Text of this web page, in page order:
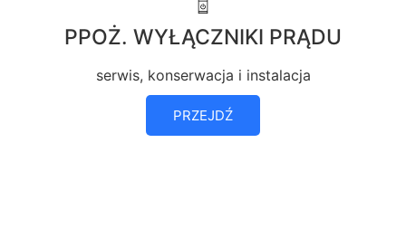
PPOŻ. WYŁĄCZNIKI PRĄDU
serwis, konserwacja i instalacja
PRZEJDŹ